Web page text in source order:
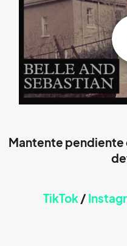
Mantente pendiente
TikTok/